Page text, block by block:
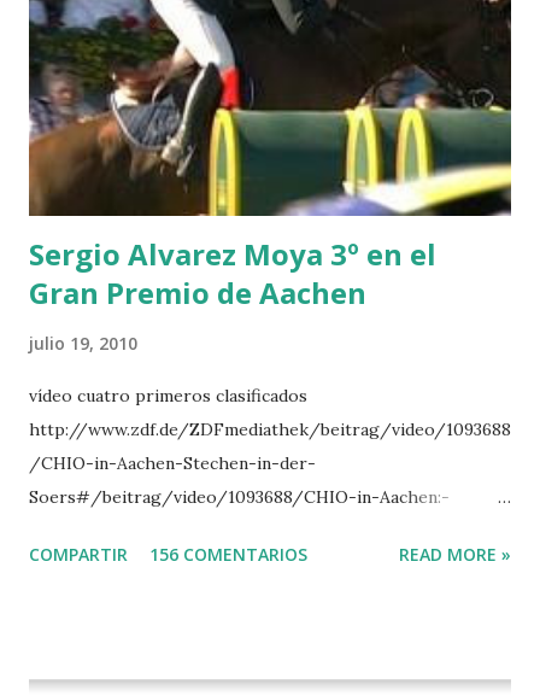
NOVEL -PHILIPPAERTS 3 triple 1 LATE NIGHT -LEVY 2 K
CLUB LADY -O’CONNOR 3 QUICK STUDY - HOUGH 4
LORENZO -AHLMANN 5 L’ESPOIR -GULLIKSEN 6
TOPINAMBOUR -LEPREVOST 7 WISCONSIN 111 -MOYA 8
INTERTOY Z - BRASH 9 HERALD –CORDON 10 SELDANA
DI CAMPALTO -SHARBATLY Vuelta Triunfal... el ganador
del Gran Premio en su vuelta de honor
Sergio Alvarez Moya 3º en el
Gran Premio de Aachen
julio 19, 2010
vídeo cuatro primeros clasificados
http://www.zdf.de/ZDFmediathek/beitrag/video/1093688
/CHIO-in-Aachen-Stechen-in-der-
Soers#/beitrag/video/1093688/CHIO-in-Aachen:-
COMPARTIR 156 COMENTARIOS READ MORE »